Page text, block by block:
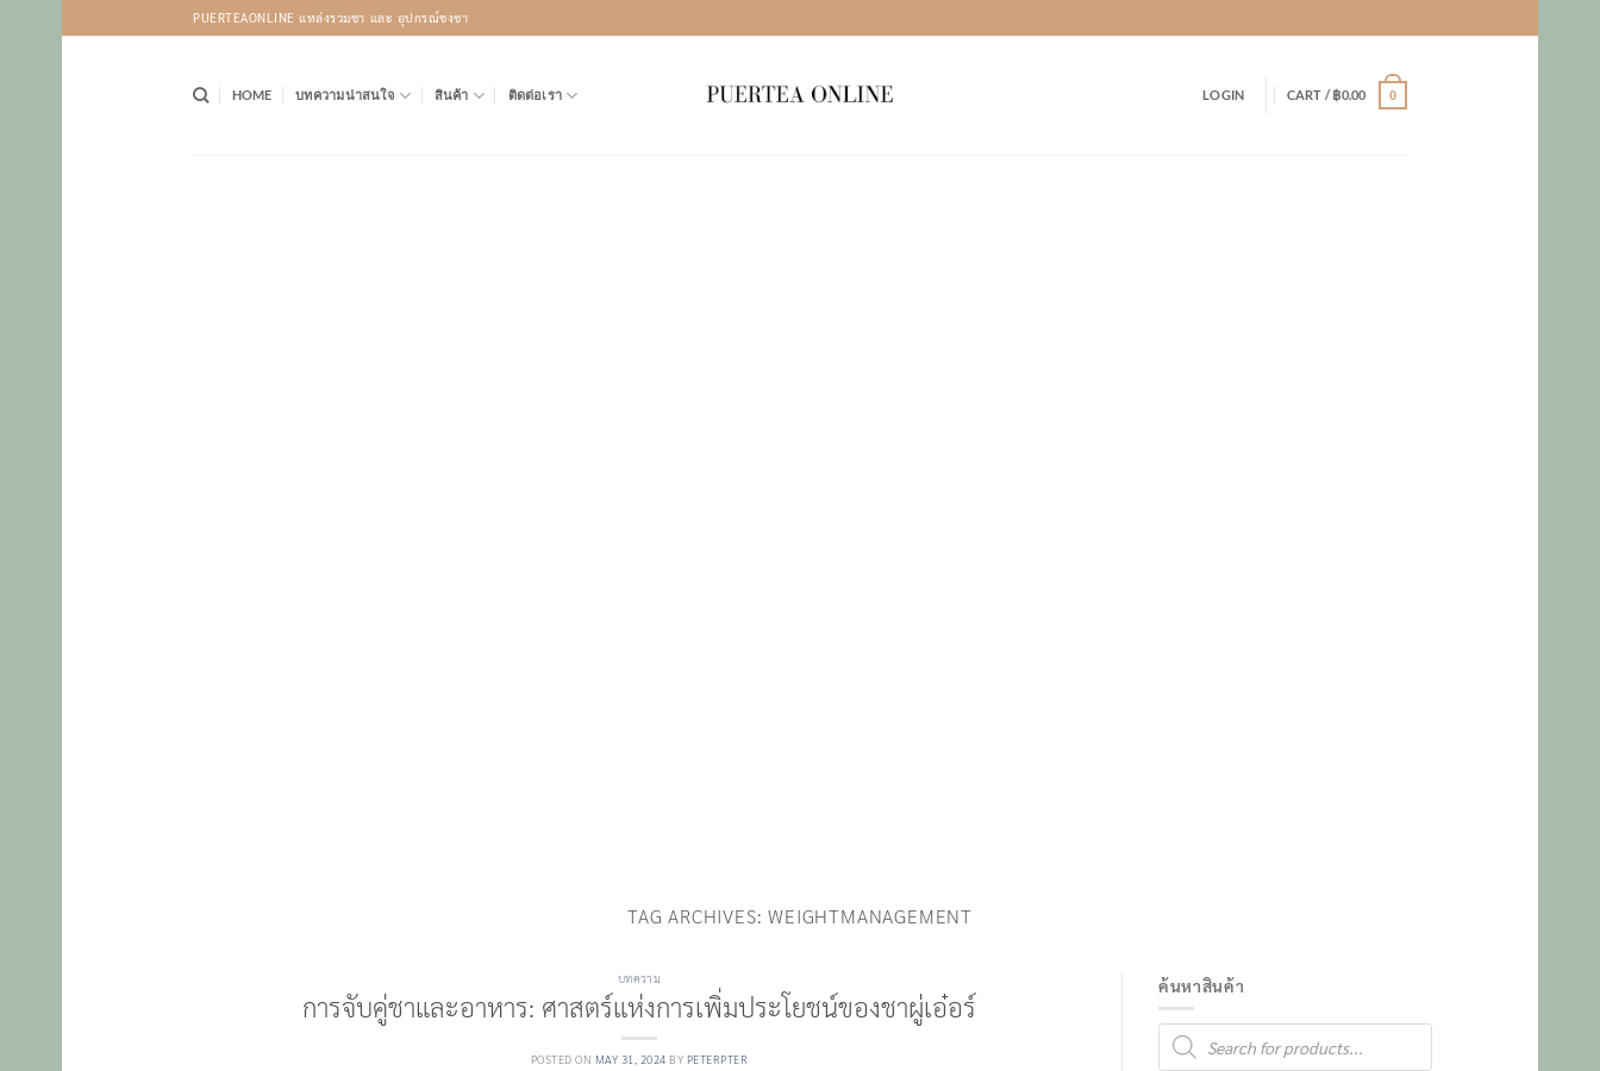
to
PUERTEAONLINE แหล่งรวมชา และ อุปกรณ์ชงชา
HOME บทความน่าสนใจ สินค้า ติดต่อเรา LOGIN CART /฿0.00 0
TAG ARCHIVES:WEIGHTMANAGEMENT
บทความ
การจับคู่ชาและอาหาร: ศาสตร์แห่งการเพิ่มประโยชน์ของชาผู่เอ๋อร์
POSTED ON MAY 31, 2024 BY PETERPTER
ค้นหาสินค้า
Products
search